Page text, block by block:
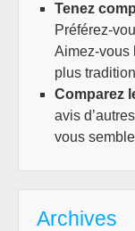
Tenez
Préférez-
Aimez-vous
plus
Comparez
avis
vous
Archives